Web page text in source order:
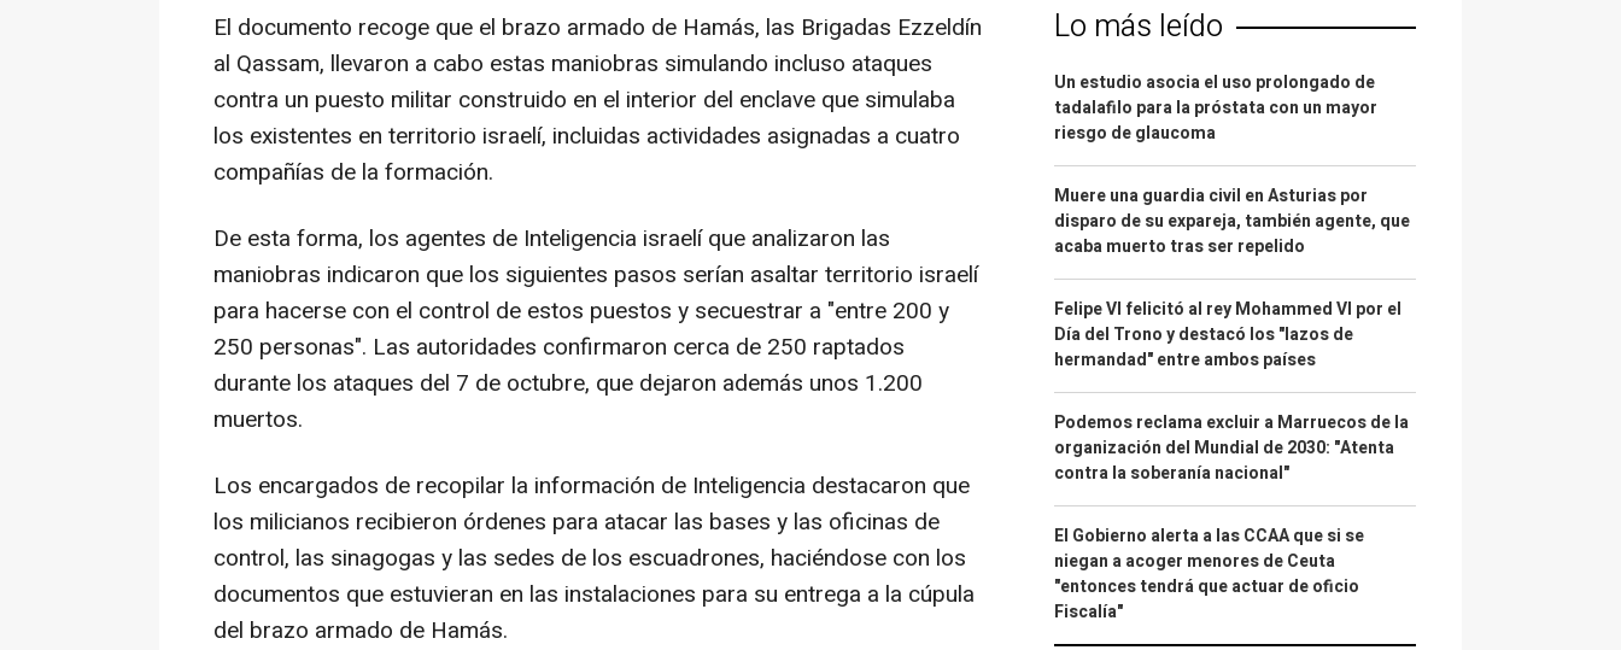
El documento recoge que el brazo armado de Hamás, las Brigadas Ezzeldín
al Qassam, llevaron a cabo estas maniobras simulando incluso ataques
contra un puesto militar construido en el interior del enclave que simulaba
los existentes en territorio israelí, incluidas actividades asignadas a cuatro
compañías de la formación.
De esta forma, los agentes de Inteligencia israelí que analizaron las
maniobras indicaron que los siguientes pasos serían asaltar territorio israelí
para hacerse con el control de estos puestos y secuestrar a "entre 200 y
250 personas". Las autoridades confirmaron cerca de 250 raptados
durante los ataques del 7 de octubre, que dejaron además unos 1.200
muertos.
Los encargados de recopilar la información de Inteligencia destacaron que
los milicianos recibieron órdenes para atacar las bases y las oficinas de
control, las sinagogas y las sedes de los escuadrones, haciéndose con los
documentos que estuvieran en las instalaciones para su entrega a la cúpula
del brazo armado de Hamás.
Lo más leído
Un estudio asocia el uso prolongado de
tadalafilo para la próstata con un mayor
riesgo de glaucoma
Muere una guardia civil en Asturias por
disparo de su expareja, también agente, que
acaba muerto tras ser repelido
Felipe VI felicitó al rey Mohammed VI por el
Día del Trono y destacó los "lazos de
hermandad" entre ambos países
Podemos reclama excluir a Marruecos de la
organización del Mundial de 2030: "Atenta
contra la soberanía nacional"
El Gobierno alerta a las CCAA que si se
niegan a acoger menores de Ceuta
"entonces tendrá que actuar de oficio
Fiscalía"